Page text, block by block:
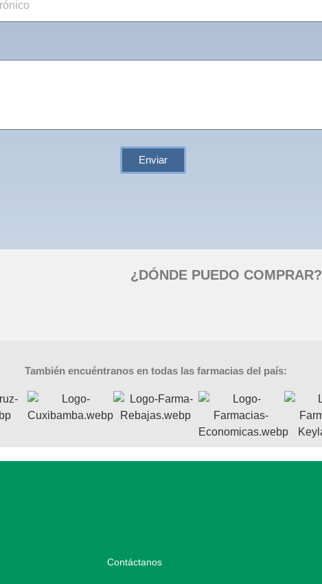
Enviar
¿DÓNDE PUEDO COMPRAR?
También encuéntranos en todas las farmacias del país:
Contáctanos